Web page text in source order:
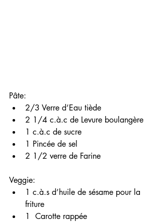
Pâte:
2/3 Verre d’Eau tiède
2 1/4 c.à.c de Levure boulangère
1 c.à.c de sucre
1 Pincée de sel
2 1/2 verre de Farine
Veggie:
1 c.à.s d’huile de sésame pour la
friture
1  Carotte rappée